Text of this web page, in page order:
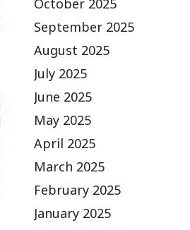
October 2025
September 2025
August 2025
July 2025
June 2025
May 2025
April 2025
March 2025
February 2025
January 2025